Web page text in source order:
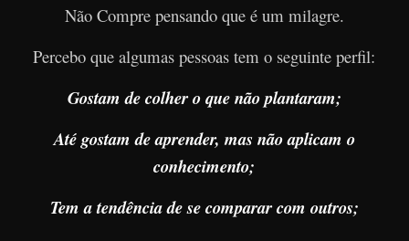
Não Compre pensando que é um milagre.
Percebo que algumas pessoas tem o seguinte perfil:
Gostam de colher o que não plantaram;
Até gostam de aprender, mas não aplicam o
conhecimento;
Tem a tendência de se comparar com outros;